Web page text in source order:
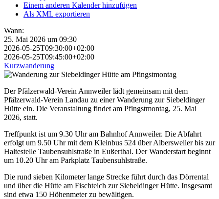
Einem anderen Kalender hinzufügen
Als XML exportieren
Wann:
25. Mai 2026 um 09:30
2026-05-25T09:30:00+02:00
2026-05-25T09:45:00+02:00
Kurzwanderung
Der Pfälzerwald-Verein Annweiler lädt gemeinsam mit dem
Pfälzerwald-Verein Landau zu einer Wanderung zur Siebeldinger
Hütte ein. Die Veranstaltung findet am Pfingstmontag, 25. Mai
2026, statt.
Treffpunkt ist um 9.30 Uhr am Bahnhof Annweiler. Die Abfahrt
erfolgt um 9.50 Uhr mit dem Kleinbus 524 über Albersweiler bis zur
Haltestelle Taubensuhlstraße in Eußerthal. Der Wanderstart beginnt
um 10.20 Uhr am Parkplatz Taubensuhlstraße.
Die rund sieben Kilometer lange Strecke führt durch das Dörrental
und über die Hütte am Fischteich zur Siebeldinger Hütte. Insgesamt
sind etwa 150 Höhenmeter zu bewältigen.